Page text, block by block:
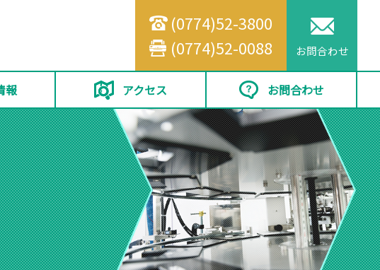
(0774)52-3800
(0774)52-0088
お問合わせ
報 アクセス お問合わせ